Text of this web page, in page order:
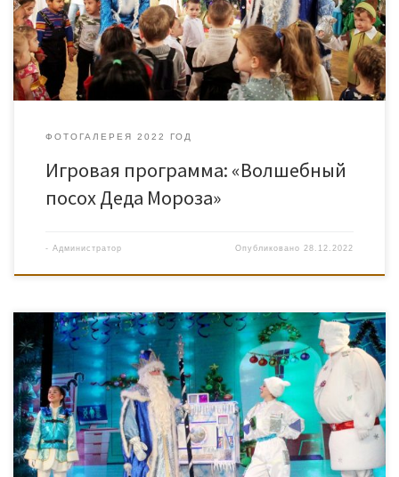
ФОТОГАЛЕРЕЯ 2022 ГОД
Игровая программа: «Волшебный
посох Деда Мороза»
- Администратор Опубликовано 28.12.2022